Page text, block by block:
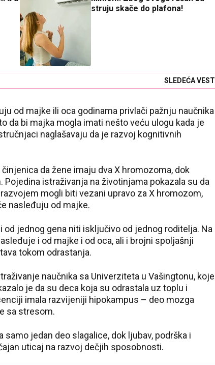
struju skače do plafona!
SLEDEĆA VEST
od majke ili oca godinama privlači pažnju naučnika
da bi majka mogla imati nešto veću ulogu kada je
naglašavaju da je razvoj kognitivnih
da žene imaju dva X hromozoma, dok
istraživanja na životinjama pokazala su da
mogli biti vezani upravo za X hromozom,
nasleđuju od majke.
jednog gena niti isključivo od jednog roditelja. Na
i od majke i od oca, ali i brojni spoljašnji
tokom odrastanja.
naučnika sa Univerziteta u Vašingtonu, koje
je da su deca koja su odrastala uz toplu i
imala razvijeniji hipokampus – deo mozga
sa stresom.
jedan deo slagalice, dok ljubav, podrška i
uticaj na razvoj dečjih sposobnosti.